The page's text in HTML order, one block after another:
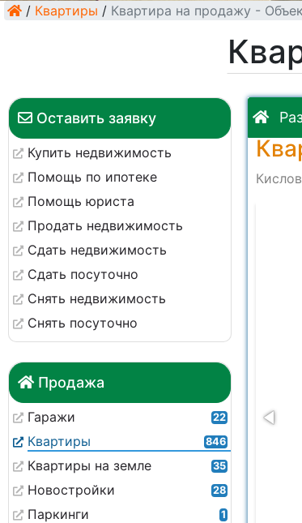
/ Квартиры / Квартира на продажу -
Оставить заявку
Купить недвижимость
Помощь по ипотеке
Помощь юриста
Продать недвижимость
Сдать недвижимость
Сдать посуточно
Снять недвижимость
Снять посуточно
Продажа
Гаражи 22
Квартиры 846
Квартиры на земле 35
Новостройки 28
Паркинги 1